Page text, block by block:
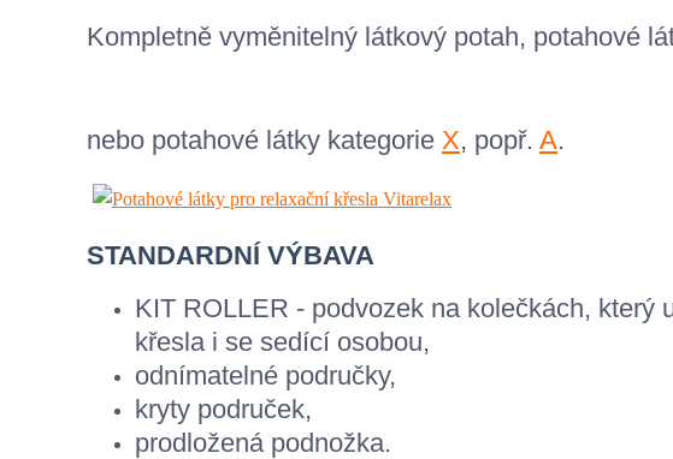
Kompletně vyměnitelný látkový potah, potahové
nebo potahové látky kategorie X, popř. A.
STANDARDNÍ VÝBAVA
KIT ROLLER - podvozek na kolečkách, který
křesla i se sedící osobou,
odnímatelné područky,
kryty područek,
prodložená podnožka.